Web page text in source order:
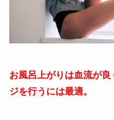
お風呂上がりは血流が
ジを行うには最適。